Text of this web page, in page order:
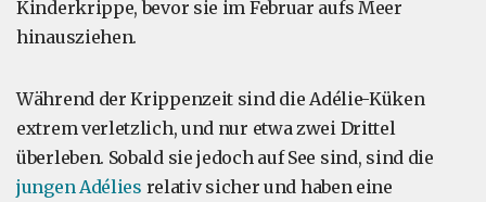
Kinderkrippe, bevor sie im Februar aufs Meer
hinausziehen.
Während der Krippenzeit sind die Adélie-Küken
extrem verletzlich, und nur etwa zwei Drittel
überleben. Sobald sie jedoch auf See sind, sind die
jungen Adélies relativ sicher und haben eine